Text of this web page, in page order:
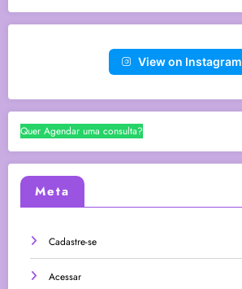
View on Instagram
Quer Agendar uma consulta?
Meta
Cadastre-se
Acessar